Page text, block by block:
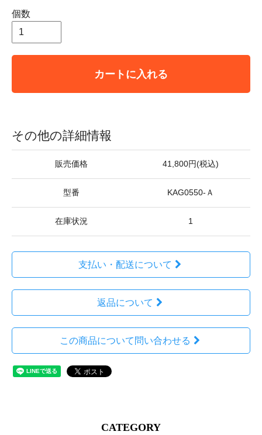
個数
カートに入れる
その他の詳細情報
販売価格 41,800円(税込)
型番 KAG0550-Ａ
在庫状況 1
支払い・配送について
返品について
この商品について問い合わせる
CATEGORY